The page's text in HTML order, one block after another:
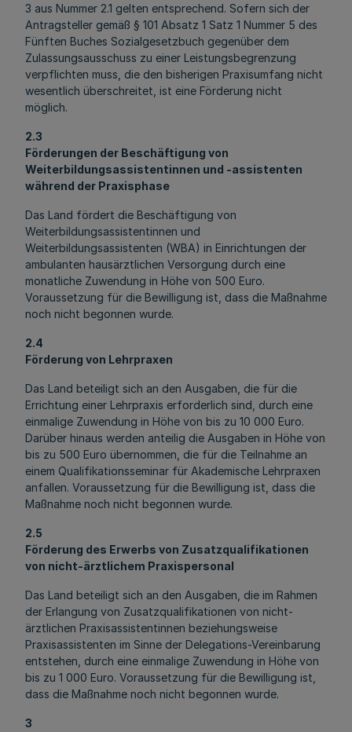
3 aus Nummer 2.1 gelten entsprechend. Sofern sich der
Antragsteller gemäß § 101 Absatz 1 Satz 1 Nummer 5 des
Fünften Buches Sozialgesetzbuch gegenüber dem
Zulassungsausschuss zu einer Leistungsbegrenzung
verpflichten muss, die den bisherigen Praxisumfang nicht
wesentlich überschreitet, ist eine Förderung nicht
möglich.
2.3
Förderungen der Beschäftigung von
Weiterbildungsassistentinnen und -assistenten
während der Praxisphase
Das Land fördert die Beschäftigung von
Weiterbildungsassistentinnen und
Weiterbildungsassistenten (WBA) in Einrichtungen der
ambulanten hausärztlichen Versorgung durch eine
monatliche Zuwendung in Höhe von 500 Euro.
Voraussetzung für die Bewilligung ist, dass die Maßnahme
noch nicht begonnen wurde.
2.4
Förderung von Lehrpraxen
Das Land beteiligt sich an den Ausgaben, die für die
Errichtung einer Lehrpraxis erforderlich sind, durch eine
einmalige Zuwendung in Höhe von bis zu 10 000 Euro.
Darüber hinaus werden anteilig die Ausgaben in Höhe von
bis zu 500 Euro übernommen, die für die Teilnahme an
einem Qualifikationsseminar für Akademische Lehrpraxen
anfallen. Voraussetzung für die Bewilligung ist, dass die
Maßnahme noch nicht begonnen wurde.
2.5
Förderung des Erwerbs von Zusatzqualifikationen
von nicht-ärztlichem Praxispersonal
Das Land beteiligt sich an den Ausgaben, die im Rahmen
der Erlangung von Zusatzqualifikationen von nicht-
ärztlichen Praxisassistentinnen beziehungsweise
Praxisassistenten im Sinne der Delegations-Vereinbarung
entstehen, durch eine einmalige Zuwendung in Höhe von
bis zu 1 000 Euro. Voraussetzung für die Bewilligung ist,
dass die Maßnahme noch nicht begonnen wurde.
3